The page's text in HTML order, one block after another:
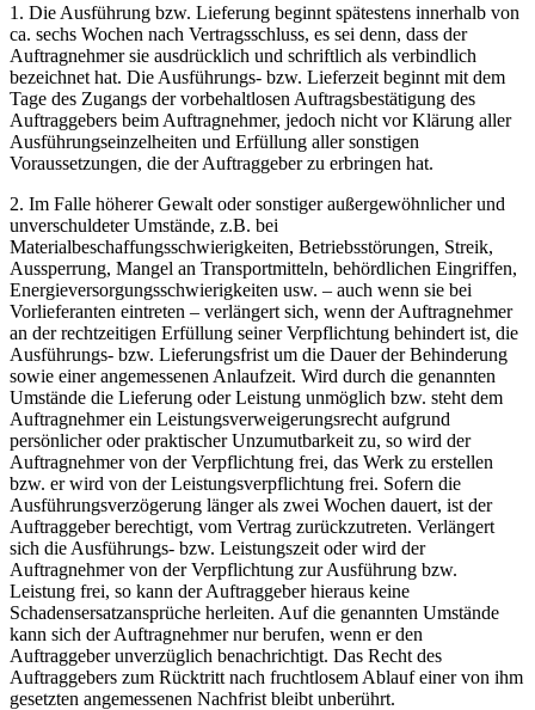
1. Die Ausführung bzw. Lieferung beginnt spätestens innerhalb von
ca. sechs Wochen nach Vertragsschluss, es sei denn, dass der
Auftragnehmer sie ausdrücklich und schriftlich als verbindlich
bezeichnet hat. Die Ausführungs- bzw. Lieferzeit beginnt mit dem
Tage des Zugangs der vorbehaltlosen Auftragsbestätigung des
Auftraggebers beim Auftragnehmer, jedoch nicht vor Klärung aller
Ausführungseinzelheiten und Erfüllung aller sonstigen
Voraussetzungen, die der Auftraggeber zu erbringen hat.
2. Im Falle höherer Gewalt oder sonstiger außergewöhnlicher und
unverschuldeter Umstände, z.B. bei
Materialbeschaffungsschwierigkeiten, Betriebsstörungen, Streik,
Aussperrung, Mangel an Transportmitteln, behördlichen Eingriffen,
Energieversorgungsschwierigkeiten usw. – auch wenn sie bei
Vorlieferanten eintreten – verlängert sich, wenn der Auftragnehmer
an der rechtzeitigen Erfüllung seiner Verpflichtung behindert ist, die
Ausführungs- bzw. Lieferungsfrist um die Dauer der Behinderung
sowie einer angemessenen Anlaufzeit. Wird durch die genannten
Umstände die Lieferung oder Leistung unmöglich bzw. steht dem
Auftragnehmer ein Leistungsverweigerungsrecht aufgrund
persönlicher oder praktischer Unzumutbarkeit zu, so wird der
Auftragnehmer von der Verpflichtung frei, das Werk zu erstellen
bzw. er wird von der Leistungsverpflichtung frei. Sofern die
Ausführungsverzögerung länger als zwei Wochen dauert, ist der
Auftraggeber berechtigt, vom Vertrag zurückzutreten. Verlängert
sich die Ausführungs- bzw. Leistungszeit oder wird der
Auftragnehmer von der Verpflichtung zur Ausführung bzw.
Leistung frei, so kann der Auftraggeber hieraus keine
Schadensersatzansprüche herleiten. Auf die genannten Umstände
kann sich der Auftragnehmer nur berufen, wenn er den
Auftraggeber unverzüglich benachrichtigt. Das Recht des
Auftraggebers zum Rücktritt nach fruchtlosem Ablauf einer von ihm
gesetzten angemessenen Nachfrist bleibt unberührt.